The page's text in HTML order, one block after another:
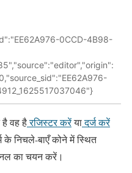
0CCD-4B98-
वह हैरजिस्टर करेंयादर्ज करें
के निचले-बाएँ कोने में स्थित
का चयन करें।